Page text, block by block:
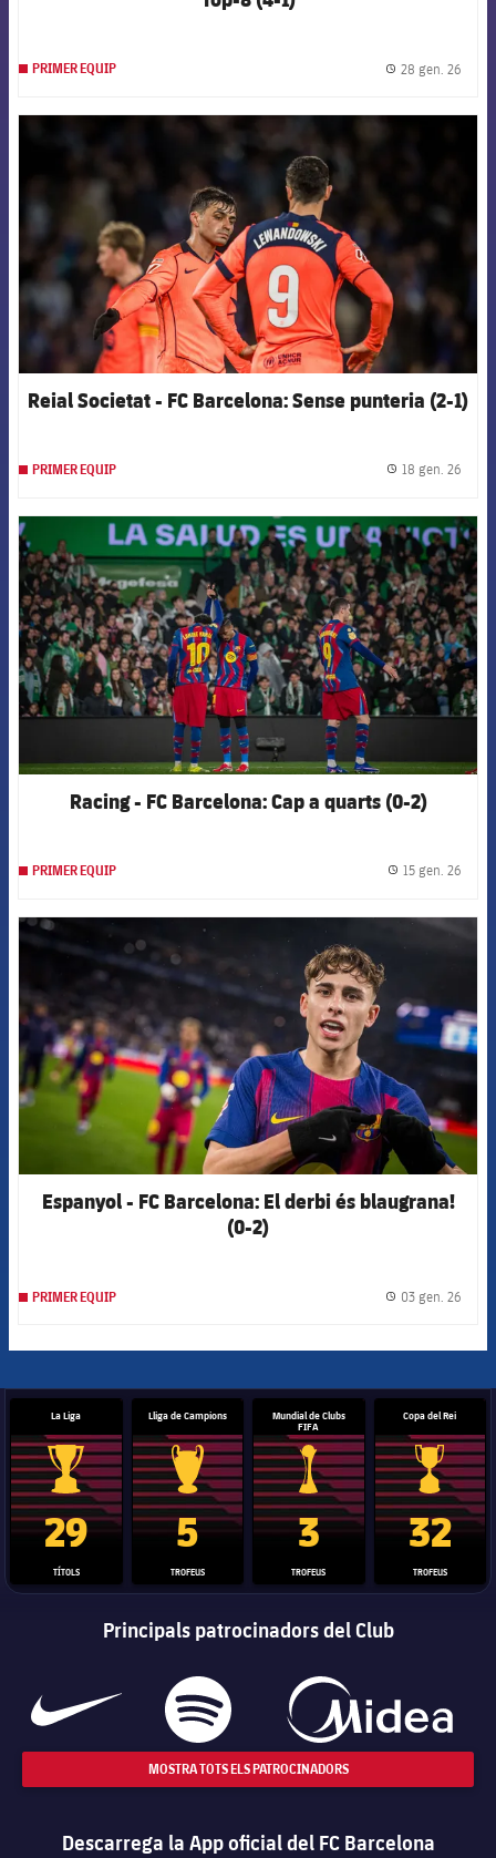
PRIMER EQUIP 28 gen. 26
Reial Societat - FC Barcelona: Sense punteria (2-1)
PRIMER EQUIP 18 gen. 26
FCB Barcelona badge
Racing - FC Barcelona: Cap a quarts (0-2)
PRIMER EQUIP 15 gen. 26
FCB Barcelona badge
Espanyol - FC Barcelona: El derbi és blaugrana!
(0-2)
PRIMER EQUIP 03 gen. 26
La Liga
Trofeu de la Liga
29
TÍTOLS
Lliga de Campions
Trofeu de la Lliga de Campions
5
TROFEUS
Mundial de Clubs
FIFA
Trofeu del Mundial de Clubs
3
TROFEUS
Copa del Rei
Copa del
32
TROFEUS
Principals patrocinadors del Club
MOSTRA TOTS ELS PATROCINADORS
Descarrega la App oficial del FC Barcelona